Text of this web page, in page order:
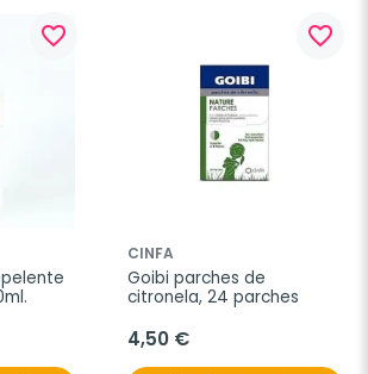
favorite_border favorite_border
CINFA
Goibi parches de
citronela, 24 parches
4,50 €